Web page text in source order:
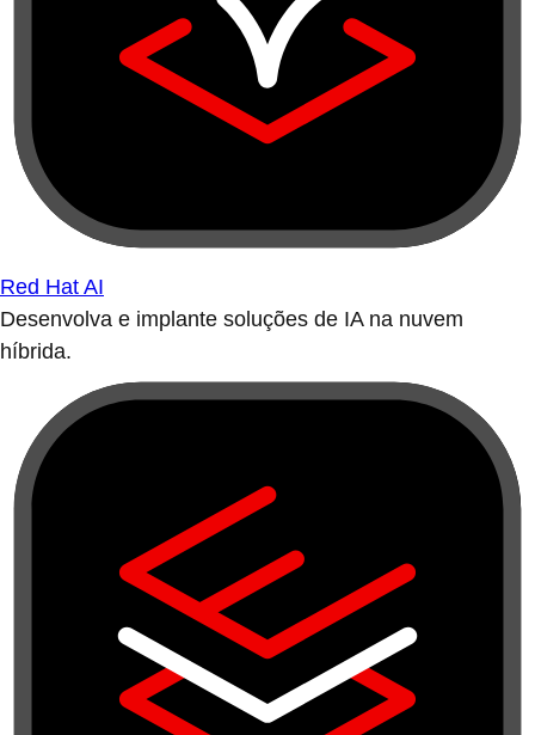
Red Hat AI
Desenvolva e implante soluções de IA na nuvem
híbrida.